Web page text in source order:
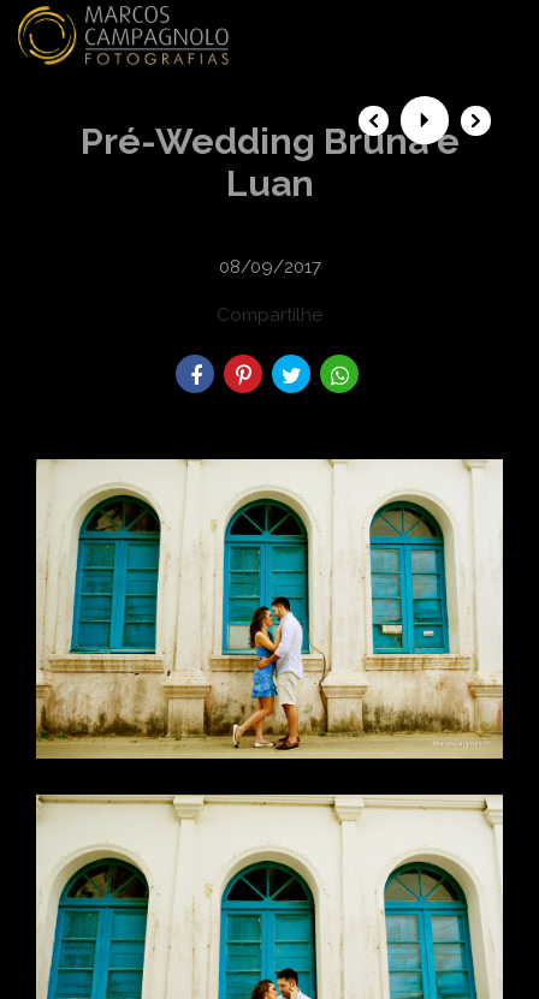
Pré-Wedding Bruna e
Luan
08/09/2017
Compartilhe